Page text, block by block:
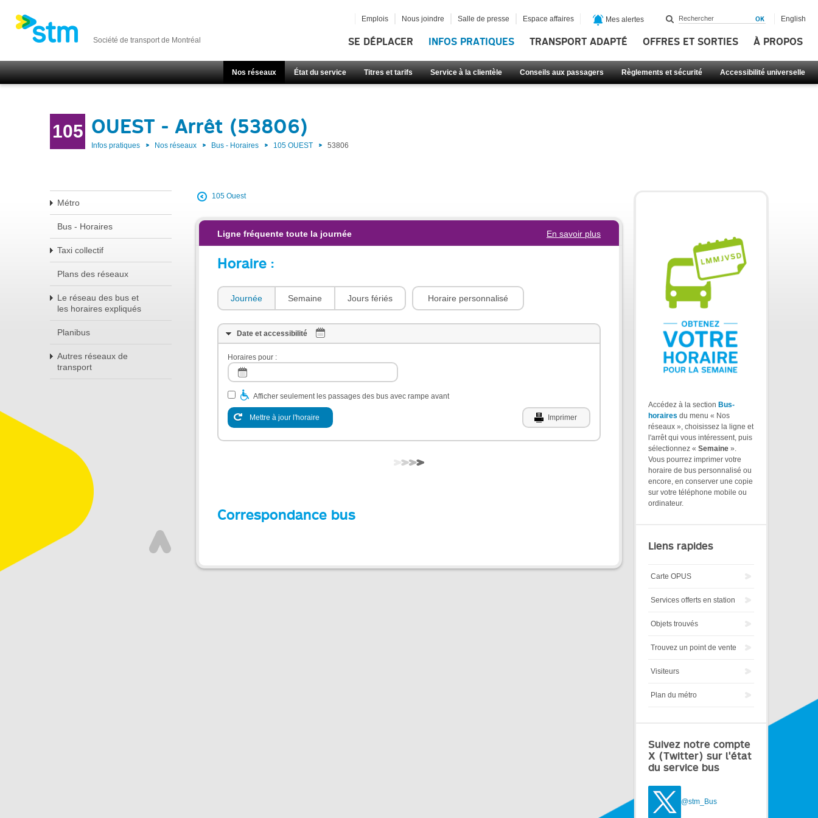
Société de transport de Montréal SE DÉPLACER INFOS PRATIQUES TRANSPORT ADAPTÉ OFFRES ET SORTIES À PROPOS
Nos réseaux État du service Titres et tarifs Service à la clientèle Conseils aux passagers Règlements et sécurité Accessibilité universelle
Emplois Nous joindre Salle de presse Espace affaires Mes alertes English
105 OUEST - Arrêt (53806)
Infos pratiques Nos réseaux Bus - Horaires 105 OUEST 53806
Métro
Bus - Horaires
Taxi collectif
Plans des réseaux
Le réseau des bus et
les horaires expliqués
Planibus
Autres réseaux de
transport
105 Ouest
Ligne fréquente toute la journée En savoir plus
Horaire :
Journée Semaine Jours fériés Horaire personnalisé
Date et accessibilité
Horaires pour :
Afficher seulement les passages des bus avec rampe avant
Mettre à jour l'horaire Imprimer
Correspondance bus
Accédez à la section Bus-
horaires du menu « Nos
réseaux », choisissez la ligne et
l'arrêt qui vous intéressent, puis
sélectionnez « Semaine ».
Vous pourrez imprimer votre
horaire de bus personnalisé ou
encore, en conserver une copie
sur votre téléphone mobile ou
ordinateur.
Liens rapides
Carte OPUS
Services offerts en station
Objets trouvés
Trouvez un point de vente
Visiteurs
Plan du métro
Suivez notre compte
X (Twitter) sur l'état
du service bus
@stm_Bus